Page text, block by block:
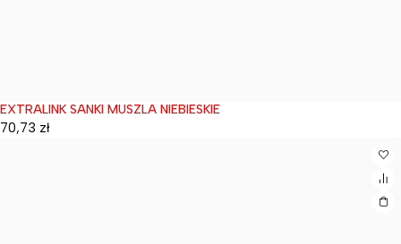
Wyprzedane
EXTRALINK SANKI MUSZLA NIEBIESKIE
70,73 zł